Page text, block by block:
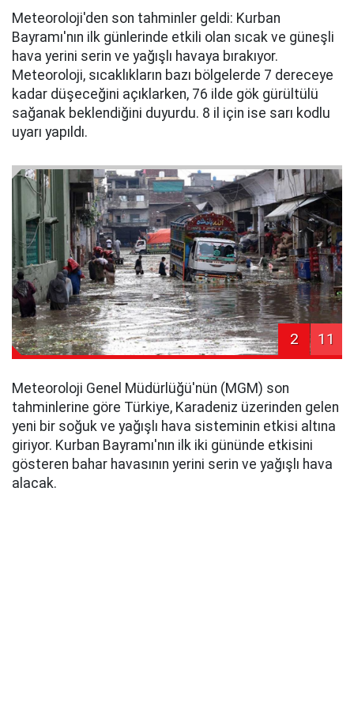
Meteoroloji'den son tahminler geldi: Kurban
Bayramı'nın ilk günlerinde etkili olan sıcak ve güneşli
hava yerini serin ve yağışlı havaya bırakıyor.
Meteoroloji, sıcaklıkların bazı bölgelerde 7 dereceye
kadar düşeceğini açıklarken, 76 ilde gök gürültülü
sağanak beklendiğini duyurdu. 8 il için ise sarı kodlu
uyarı yapıldı.
2 11
Meteoroloji Genel Müdürlüğü'nün (MGM) son
tahminlerine göre Türkiye, Karadeniz üzerinden gelen
yeni bir soğuk ve yağışlı hava sisteminin etkisi altına
giriyor. Kurban Bayramı'nın ilk iki gününde etkisini
gösteren bahar havasının yerini serin ve yağışlı hava
alacak.